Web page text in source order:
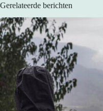
Gerelateerde berichten